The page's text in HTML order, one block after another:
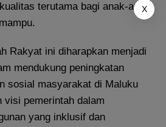
terutama bagi anak-anak
Rakyat ini diharapkan menjadi
mendukung peningkatan
sosial masyarakat di Maluku
visi pemerintah dalam
yang inklusif dan
X